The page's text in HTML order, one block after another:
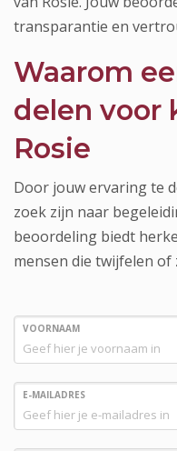
transparantie en
Waarom
delen voor
Rosie
Door jouw ervaring te
zoek zijn naar
beoordeling biedt
mensen die twijfelen
VOORNAAM
E-MAILADRES